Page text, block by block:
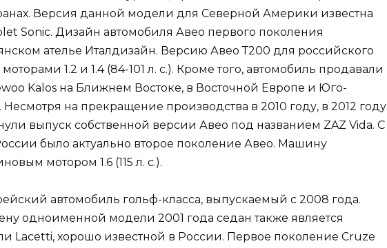
Версия данной модели для Северной Америки известна
Sonic. Дизайн автомобиля Авео первого поколения
ателье Италдизайн. Версию Авео Т200 для российского
1.2 и 1.4 (84-101 л. с.). Кроме того, автомобиль продавали
Kalos на Ближнем Востоке, в Восточной Европе и Юго-
на прекращение производства в 2010 году, в 2012 году
выпуск собственной версии Авео под названием ZAZ Vida. С
было актуально второе поколение Авео. Машину
мотором 1.6 (115 л. с.).
автомобиль гольф-класса, выпускаемый с 2008 года.
одноименной модели 2001 года седан также является
Lacetti, хорошо известной в России. Первое поколение Cruze